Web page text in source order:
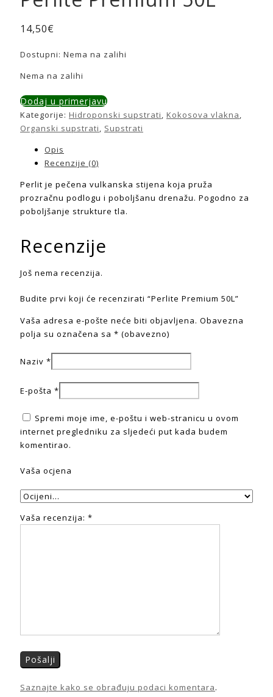
14,50€
Dostupni: Nema na zalihi
Nema na zalihi
Dodaj u primerjavu
Kategorije: Hidroponski supstrati, Kokosova vlakna,
Organski supstrati, Supstrati
Opis
Recenzije (0)
Perlit je pečena vulkanska stijena koja pruža
prozračnu podlogu i poboljšanu drenažu. Pogodno za
poboljšanje strukture tla.
Recenzije
Još nema recenzija.
Budite prvi koji će recenzirati “Perlite Premium 50L”
Vaša adresa e-pošte neće biti objavljena. Obavezna
polja su označena sa * (obavezno)
Naziv *
E-pošta *
Spremi moje ime, e-poštu i web-stranicu u ovom
internet pregledniku za sljedeći put kada budem
komentirao.
Vaša ocjena
Vaša recenzija: *
Saznajte kako se obrađuju podaci komentara.